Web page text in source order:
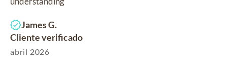
James G.
Cliente verificado
abril 2026